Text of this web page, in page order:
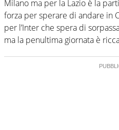
Milano ma per la Lazio è la
forza per sperare di andare in
per l’Inter che spera di
ma la penultima giornata è